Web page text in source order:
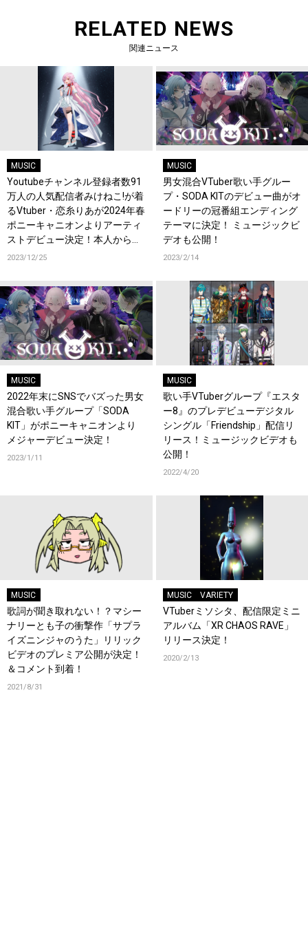
RELATED NEWS
関連ニュース
MUSIC
Youtubeチャンネル登録者数91
万人の人気配信者みけねこ!が着
るVtuber・恋糸りあが2024年春
ポニーキャニオンよりアーティ
ストデビュー決定！本人からの
コメントも到着！
2023/12/25
MUSIC
男女混合VTuber歌い手グルー
プ・SODA KITのデビュー曲がオ
ードリーの冠番組エンディング
テーマに決定！ ミュージックビ
デオも公開！
2023/2/14
MUSIC
2022年末にSNSでバズった男女
混合歌い手グループ「SODA
KIT」がポニーキャニオンより
メジャーデビュー決定！
2023/1/11
MUSIC
歌い手VTuberグループ『エスタ
ー8』のプレデビューデジタル
シングル「Friendship」配信リ
リース！ミュージックビデオも
公開！
2022/4/20
MUSIC
歌詞が聞き取れない！？マシー
ナリーとも子の衝撃作「サプラ
イズニンジャのうた」リリック
ビデオのプレミア公開が決定！
＆コメント到着！
2021/8/31
MUSIC VARIETY
VTuberミソシタ、配信限定ミニ
アルバム「XR CHAOS RAVE」
リリース決定！
2020/2/13